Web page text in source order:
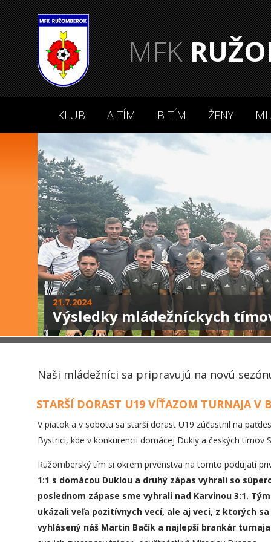
MFK
KLUB A-TÍM B-TÍM ŽENY
21.7.2024
Výsledky mládežníckych
Naši mládežníci sa pripravujú na novú
STARŠÍ DORAST U19 VÍŤAZOM TURNAJA V
V piatok a v sobotu sa starší dorast U19 zúčastnil na
Bystrici, kde v konkurencii domácej Dukly a českých tímov
Ružomberský tím si okrem prvenstva na tomto podujatí
1:1 s domácou Duklou a druhý zápas vyhrali so
poslednom zápase sme vyhrali nad Karvinou 3:1.
ukázali veľa pozitívnych vecí, ale aj veci, z ktorých
vyhlásený náš Martin Bačík a najlepší brankár